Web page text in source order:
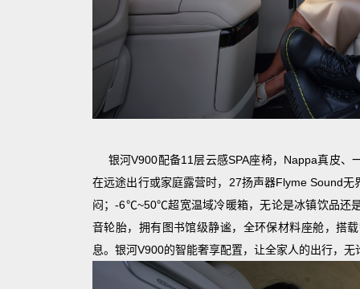
银河V900配备11层云感SPA座椅，Nappa真皮
在远途出行或家庭露营时，27扬声器Flyme Sound
闷；-6℃~50℃超宽温域冷暖箱，无论是冰镇饮品还
音轮胎，拥有图书馆级静谧，全环保材料座舱，搭
息。银河V900的智能奢享配置，让全家人的出行，